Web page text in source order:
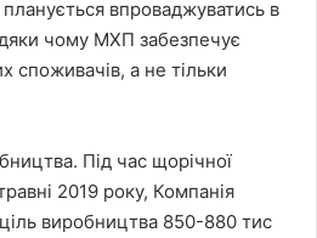
планується впроваджуватись в
чому МХП забезпечує
споживачів, а не тільки
Під час щорічної
2019 року, Компанія
виробництва 850-880 тис